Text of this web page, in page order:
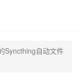
Syncthing自动文件